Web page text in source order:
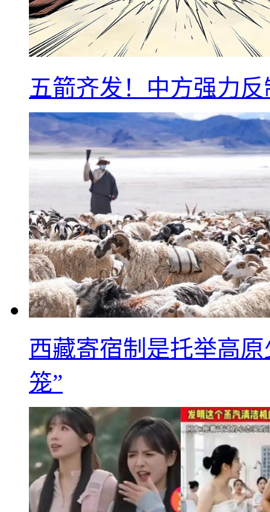
五箭齐发！中方强力
西藏寄宿制是托举高
笼”